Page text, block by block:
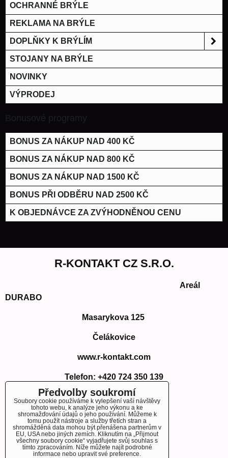
OCHRANNÉ BRÝLE
REKLAMA NA BRÝLE
DOPLŇKY K BRÝLÍM
STOJANY NA BRÝLE
NOVINKY
VÝPRODEJ
Bonusové programy
BONUS ZA NÁKUP NAD 400 KČ
BONUS ZA NÁKUP NAD 800 KČ
BONUS ZA NÁKUP NAD 1500 KČ
BONUS PŘI ODBĚRU NAD 2500 KČ
K OBJEDNÁVCE ZA ZVÝHODNĚNOU CENU
R-KONTAKT CZ S.R.O.
Areál
DURABO
Masarykova 125
Čelákovice
www.r-kontakt.com
Telefon: +420 724 350 139
E-mail: info@r-kontakt.com
info@r-kontakt.com
OBJEDNÁVKY
Předvolby soukromí
Soubory cookie používáme k vylepšení vaší návštěvy
tohoto webu, k analýze jeho výkonu a ke
shromažďování údajů o jeho používání. Můžeme k
tomu použít nástroje a služby třetích stran a
shromážděná data mohou být přenášena partnerům v
EU, USA nebo jiných zemích. Kliknutím na „Přijmout
všechny soubory cookie“ vyjadřujete svůj souhlas s
tímto zpracováním. Níže můžete najít podrobné
informace nebo upravit své preference.